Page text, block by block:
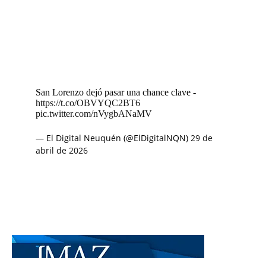
San Lorenzo dejó pasar una chance clave -
https://t.co/OBVYQC2BT6
pic.twitter.com/nVygbANaMV
— El Digital Neuquén (@ElDigitalNQN) 29 de
abril de 2026